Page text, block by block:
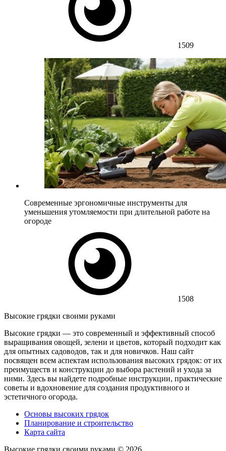
1509
Современные эргономичные инструменты для
уменьшения утомляемости при длительной работе на
огороде
1508
Высокие грядки своими руками
Высокие грядки — это современный и эффективный способ
выращивания овощей, зелени и цветов, который подходит как
для опытных садоводов, так и для новичков. Наш сайт
посвящен всем аспектам использования высоких грядок: от их
преимуществ и конструкции до выбора растений и ухода за
ними. Здесь вы найдете подробные инструкции, практические
советы и вдохновение для создания продуктивного и
эстетичного огорода.
Основы высоких грядок
Планирование и строительство
Карта сайта
Высокие грядки своими руками © 2026